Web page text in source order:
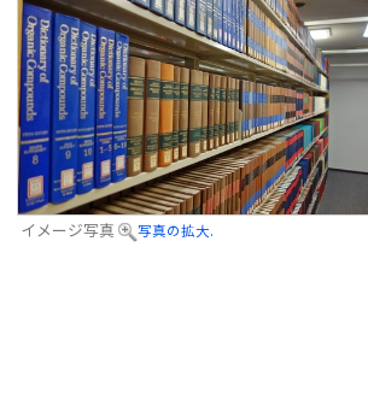
イメージ写真 写真の拡大.